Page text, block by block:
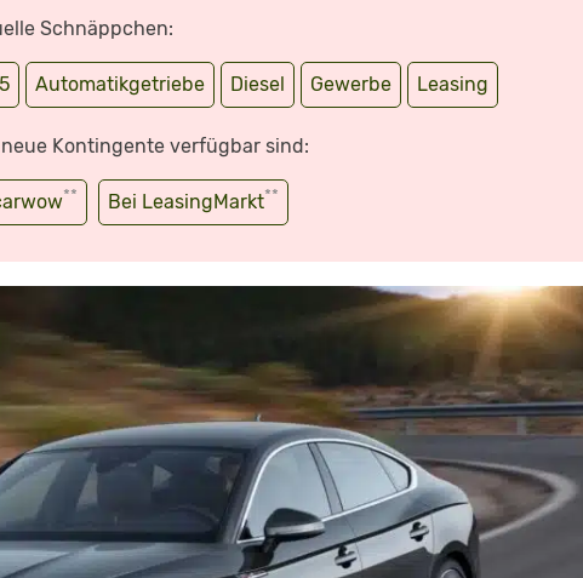
Schnäppchen:
Automatikgetriebe Diesel Gewerbe Leasing
Kontingente verfügbar sind:
** Bei LeasingMarkt**